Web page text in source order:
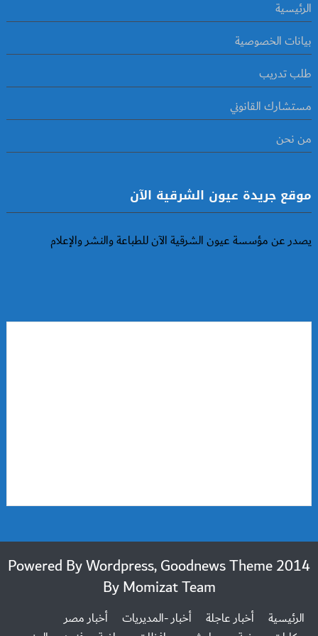
الرئيسية
بيانات الخصوصية
طلب تدريب
مستشارك القانوني
من نحن
موقع جريدة عيون الشرقية الآن
يصدر عن مؤسسة عيون الشرقية الآن للطباعة والنشر والإعلام
2014 Powered By Wordpress, Goodnews Theme
ByMomizat Team
الرئيسية أخبار عاجلة أخبار -المديريات
أخبار مصر